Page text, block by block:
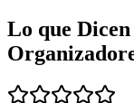
Lo que